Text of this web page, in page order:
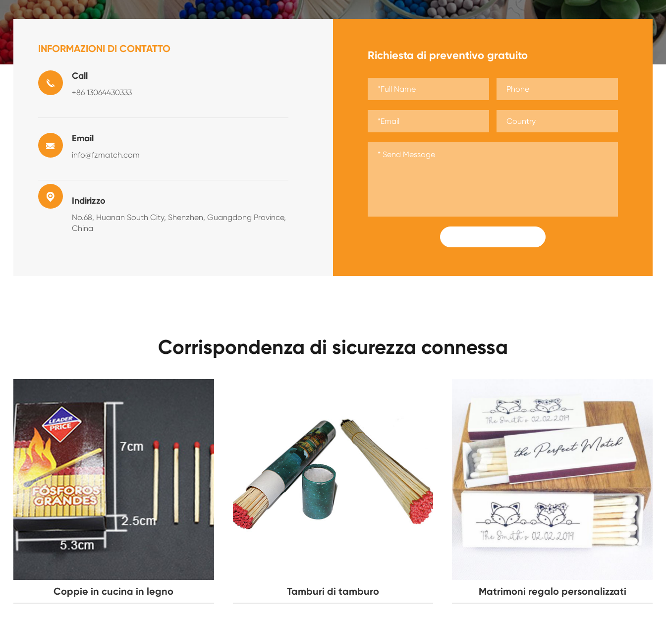
INFORMAZIONI DI CONTATTO
Call
+86 13064430333
Email
info@fzmatch.com
Indirizzo
No.68, Huanan South City, Shenzhen, Guangdong Province,
China
Richiesta di preventivo gratuito
Corrispondenza di sicurezza connessa
Coppie in cucina in legno Tamburi di tamburo Matrimoni regalo personalizzati